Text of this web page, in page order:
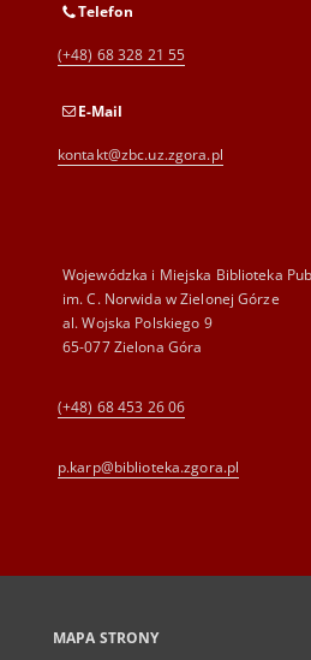
Telefon
(+48) 68 328 21 55
E-Mail
kontakt@zbc.uz.zgora.pl
Wojewódzka i Miejska Biblioteka
im. C. Norwida w Zielonej Górze
al. Wojska Polskiego 9
65-077 Zielona Góra
(+48) 68 453 26 06
p.karp@biblioteka.zgora.pl
MAPA STRONY